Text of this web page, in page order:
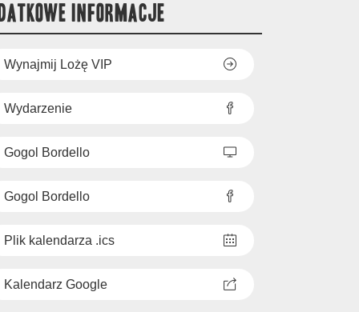
INFORMACJE
Wynajmij Lożę VIP
Wydarzenie
Gogol Bordello
Gogol Bordello
Plik kalendarza .ics
Kalendarz Google